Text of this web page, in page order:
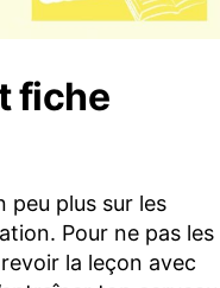
fiche
peu plus sur les
Pour ne pas les
la leçon avec